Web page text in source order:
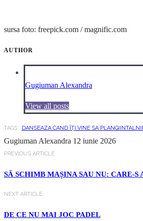
sursa foto: freepick.com / magnific.com
AUTHOR
Gugiuman Alexandra
View all posts
TAGS : DANSEAZA CAND ÎȚI VINE SA PLANGI
Gugiuman Alexandra 12 iunie 2026
PREVIOUS ARTICLE
SĂ SCHIMB MAȘINA SAU NU: CARE-
NEXT ARTICLE
DE CE NU MAI JOC PADEL